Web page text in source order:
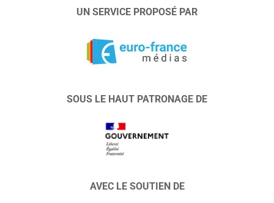
UN SERVICE PROPOSÉ PAR
SOUS LE HAUT PATRONAGE DE
AVEC LE SOUTIEN DE